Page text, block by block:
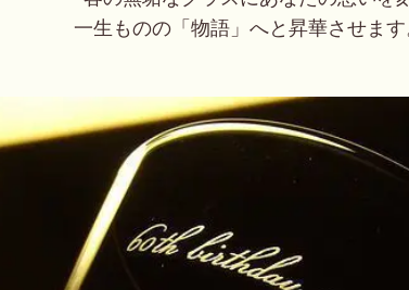
一生ものの「物語」へと昇華させます